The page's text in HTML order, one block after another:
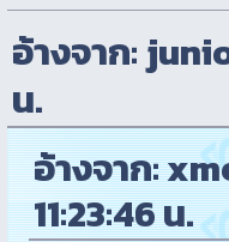
อ้างจาก:
น.
อ้างจาก:
11:23:46 น.